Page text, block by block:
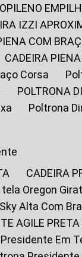
IZZI
COM
CADEIRA
Corsa
POLTRONA
Poltrona
CADEIRA
tela Oregon
Alta Com
AGILE PRETA
Presidente Em